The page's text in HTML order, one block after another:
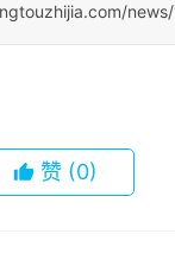
赞 (0)